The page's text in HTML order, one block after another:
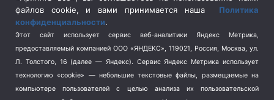
Спецоперация на Украине
(404)
Спорт (740)
Терроризм (1)
Транспорт (262)
Туризм (178)
файлов cookie, и вами принимается наша Политика
конфиденциальности.
Этот сайт использует сервис веб-аналитики Яндекс Метрика,
предоставляемый компанией ООО «ЯНДЕКС», 119021, Россия, Москва, ул.
Л. Толстого, 16 (далее — Яндекс). Сервис Яндекс Метрика использует
технологию «cookie» — небольшие текстовые файлы, размещаемые на
компьютере пользователей с целью анализа их пользовательской